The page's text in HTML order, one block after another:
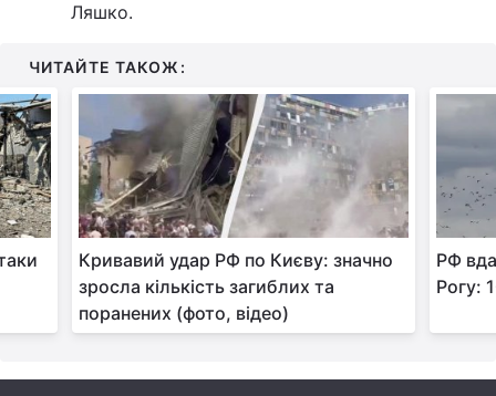
Лонгріди
Відео з Youtube Статті
Інтерв'ю Думки
Архів Вакансії
Контакти
Послуги
Ляшко.
ЧИТАЙТЕ ТАКОЖ:
Кривавий удар РФ по Києву: значно
зросла кількість загиблих та
поранених (фото, відео)
РФ
Рогу: